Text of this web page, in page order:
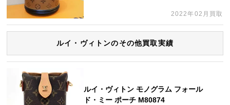
2022年02月買取
ルイ・ヴィトンのその他買取実績
ルイ・ヴィトン モノグラム フォール
ド・ミー ポーチ M80874